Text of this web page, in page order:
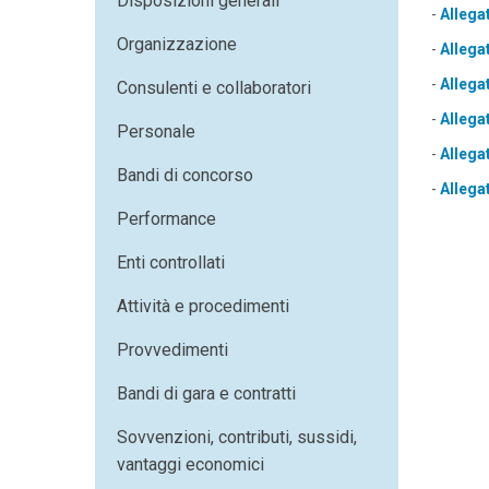
Organizzazione
Consulenti e collaboratori
Personale
Bandi di concorso
Performance
Enti controllati
Attività e procedimenti
Provvedimenti
Bandi di gara e contratti
Sovvenzioni, contributi, sussidi,
vantaggi economici
-
-
-
-
-
-